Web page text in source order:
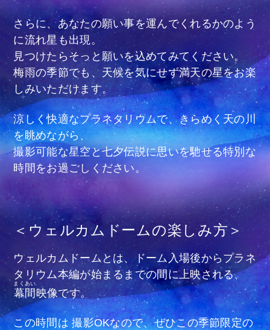
さらに、あなたの願い事を運んでくれるかのよう
に流れ星も出現。
見つけたらそっと願いを込めてみてください。
梅雨の季節でも、天候を気にせず満天の星をお楽
しみいただけます。
涼しく快適なプラネタリウムで、きらめく天の川
を眺めながら、
撮影可能な星空と七夕伝説に思いを馳せる特別な
時間をお過ごしください。
＜ウェルカムドームの楽しみ方＞
ウェルカムドームとは、ドーム入場後からプラネ
タリウム本編が始まるまでの間に上映される、
幕間
まくあい
映像です。
この時間は 撮影OKなので、ぜひこの季節限定の